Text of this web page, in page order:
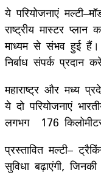
ये परियोजनाएं मल्टी–
राष्ट्रीय मास्टर प्लान
माध्यम से संभव हुई
निर्बाध संपर्क प्रदान
महाराष्ट्र और मध्य
ये दो परियोजनाएं
लगभग 176
प्रस्तावित मल्टी–
सुविधा बढ़ाएंगी,